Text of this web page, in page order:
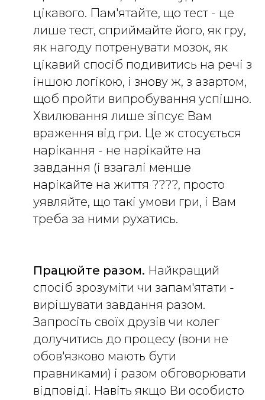
цікавого. Пам'ятайте, що тест - це
лише тест, сприймайте його, як гру,
як нагоду потренувати мозок, як
цікавий спосіб подивитись на речі з
іншою логікою, і знову ж, з азартом,
щоб пройти випробування успішно.
Хвилювання лише зіпсує Вам
враження від гри. Це ж стосується
нарікання - не нарікайте на
завдання (і взагалі менше
нарікайте на життя ????, просто
уявляйте, що такі умови гри, і Вам
треба за ними рухатись.
Працюйте разом. Найкращий
спосіб зрозуміти чи запам'ятати -
вирішувати завдання разом.
Запросіть своїх друзів чи колег
долучитись до процесу (вони не
обов'язково мають бути
правниками) і разом обговорювати
відповіді. Навіть якщо Ви особисто